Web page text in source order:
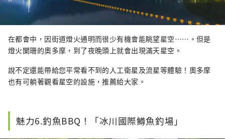
在都會中，因街道燈火通明而很少有機會能眺望星空……。但是
燈火闌珊的奧多摩，到了夜晚頭上就會出現滿天星空。
說不定還能帶給您平常看不到的人工衛星及流星等體驗！奧多摩
也有可躺著觀看星空的設施，推薦給大家。
魅力6.釣魚BBQ！「冰川國際鱒魚釣場」